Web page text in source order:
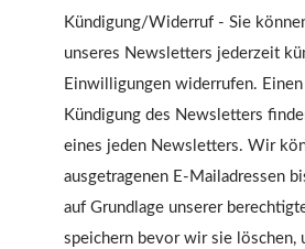
Kündigung/Widerruf - Sie
unseres Newsletters jederzeit
Einwilligungen widerrufen.
Kündigung des Newsletters
eines jeden Newsletters. Wir
ausgetragenen E-Mailadressen
auf Grundlage unserer
speichern bevor wir sie löschen,